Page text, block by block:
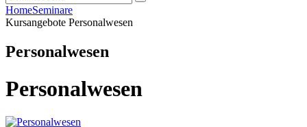
HomeSeminare
Kursangebote Personalwesen
Personalwesen
Personalwesen